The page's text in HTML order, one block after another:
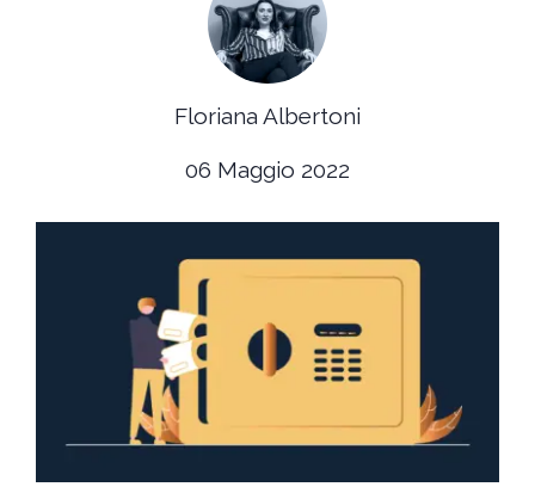
Floriana Albertoni
06 Maggio 2022